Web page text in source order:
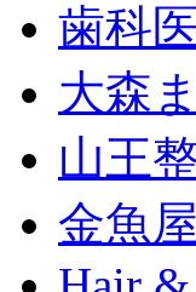
歯科
大森
山王
金魚